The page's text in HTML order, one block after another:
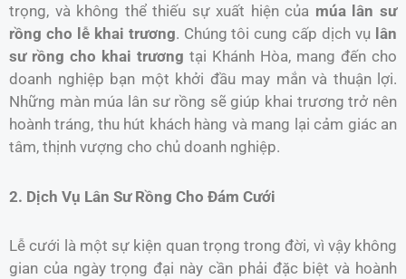
trọng, và không thể thiếu sự xuất hiện của múa lân sư
rồng cho lễ khai trương. Chúng tôi cung cấp dịch vụ lân
sư rồng cho khai trương tại Khánh Hòa, mang đến cho
doanh nghiệp bạn một khởi đầu may mắn và thuận lợi.
Những màn múa lân sư rồng sẽ giúp khai trương trở nên
hoành tráng, thu hút khách hàng và mang lại cảm giác an
tâm, thịnh vượng cho chủ doanh nghiệp.
2. Dịch Vụ Lân Sư Rồng Cho Đám Cưới
Lễ cưới là một sự kiện quan trọng trong đời, vì vậy không
gian của ngày trọng đại này cần phải đặc biệt và hoành